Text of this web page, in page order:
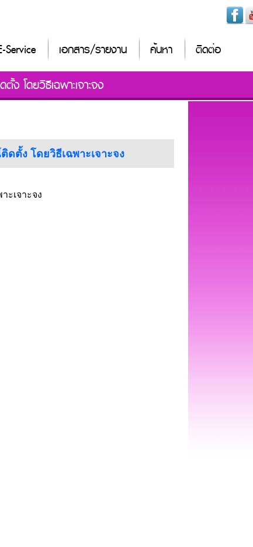
Service เอกสาร/รายงาน ค้นหา ติดต่อ
โดยวิธีเฉพาะเจาะจง
ตั้ง โดยวิธีเฉพาะเจาะจง
ะเจาะจง